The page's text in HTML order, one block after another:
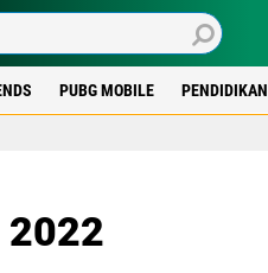
PUBG MOBILE PENDIDIKAN
2022